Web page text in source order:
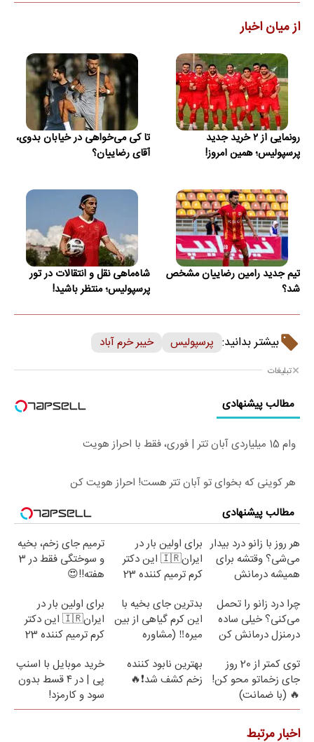
از میان اخبار
رونمایی از ۲ خرید جدید
پرسپولیس؛ همین امروز!
تا کی می‌خواهی در خیابان بدوی،
آقای رضاییان؟
تیم جدید رامین رضاییان مشخص
شد؟
شاه‌ماهی نقل و انتقالات در تور
پرسپولیس؛ منتظر باشید!
بیشتر بدانید: پرسپولیس خیبر خرم آباد
تبلیغات
مطالب پیشنهادی
وام 15 میلیاردی آبان تتر | فوری، فقط با احراز هویت
هر کوینی که بخوای تو آبان تتر هست! احراز هویت کن
مطالب پیشنهادی
هر روز با زانو درد بیدار
می‌شی؟ وقتشه برای
همیشه درمانش
برای اولین بار در
ایران🇮🇷 این دکتر
کرم ترمیم کننده 23
ترمیم جای زخم، بخیه
و سوختگی فقط در 3
هفته!!😍
چرا درد زانو را تحمل
می‌کنی؟ خیلی ساده
درمنزل درمانش کن
بدترین جای بخیه با
این کرم گیاهی از بین
میره‼️ (مشاوره
برای اولین بار در
ایران🇮🇷 این دکتر
کرم ترمیم کننده 23
توی کمتر از 20 روز
جای زخماتو محو کن!
🔥 (با ضمانت)
بهترین نابود کننده
زخم کشف شد❗🔥
خرید موبایل با اسنپ
پی | در ۴ قسط بدون
سود و کارمزد!
اخبار مرتبط